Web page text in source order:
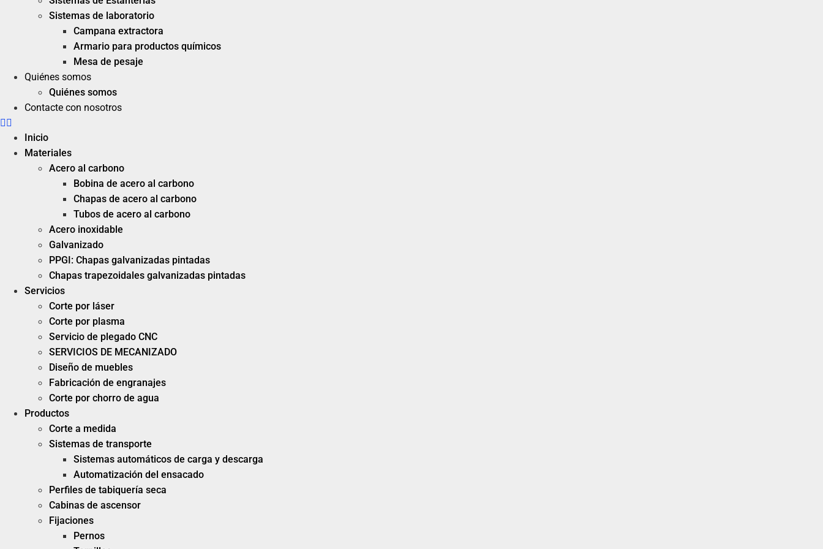
Sistemas de laboratorio
Campana extractora
Armario para productos químicos
Mesa de pesaje
Quiénes somos
Quiénes somos
Contacte con nosotros
Inicio
Materiales
Acero al carbono
Bobina de acero al carbono
Chapas de acero al carbono
Tubos de acero al carbono
Acero inoxidable
Galvanizado
PPGI: Chapas galvanizadas pintadas
Chapas trapezoidales galvanizadas pintadas
Servicios
Corte por láser
Corte por plasma
Servicio de plegado CNC
SERVICIOS DE MECANIZADO
Diseño de muebles
Fabricación de engranajes
Corte por chorro de agua
Productos
Corte a medida
Sistemas de transporte
Sistemas automáticos de carga y descarga
Automatización del ensacado
Perfiles de tabiquería seca
Cabinas de ascensor
Fijaciones
Pernos